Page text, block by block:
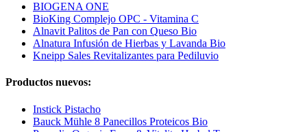
BIOGENA ONE
BioKing Complejo OPC - Vitamina C
Alnavit Palitos de Pan con Queso Bio
Alnatura Infusión de Hierbas y Lavanda Bio
Kneipp Sales Revitalizantes para Pediluvio
Productos nuevos:
Instick Pistacho
Bauck Mühle 8 Panecillos Proteicos Bio